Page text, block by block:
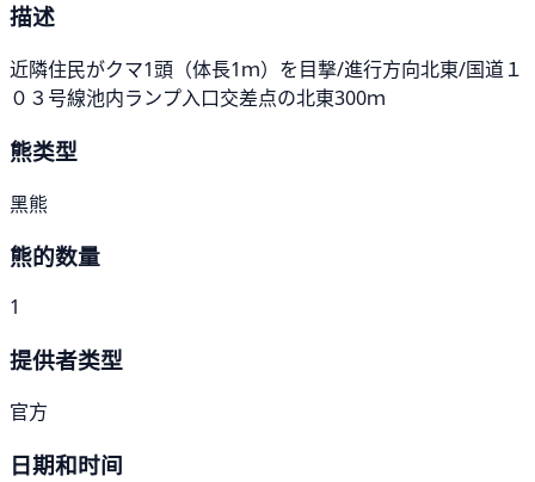
描述
近隣住民がクマ1頭（体長1ｍ）を目撃/進行方向北東/国道１
０３号線池内ランプ入口交差点の北東300ｍ
熊类型
黑熊
熊的数量
1
提供者类型
官方
日期和时间